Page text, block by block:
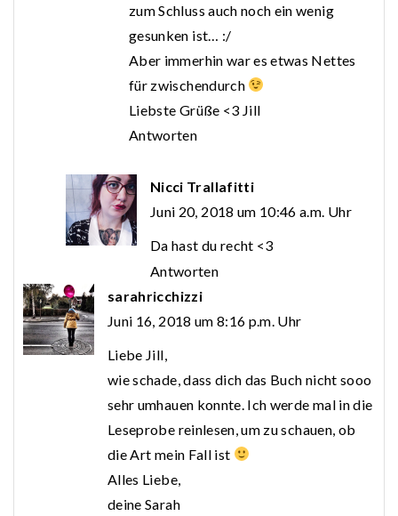
zum Schluss auch noch ein wenig
gesunken ist… :/
Aber immerhin war es etwas Nettes
für zwischendurch
Liebste Grüße <3 Jill
Antworten
Nicci Trallafitti
Juni 20, 2018 um 10:46 a.m. Uhr
Da hast du recht <3
Antworten
sarahricchizzi
Juni 16, 2018 um 8:16 p.m. Uhr
Liebe Jill,
wie schade, dass dich das Buch nicht sooo
sehr umhauen konnte. Ich werde mal in die
Leseprobe reinlesen, um zu schauen, ob
die Art mein Fall ist
Alles Liebe,
deine Sarah